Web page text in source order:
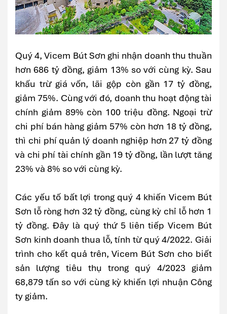
Quý 4, Vicem Bút Sơn ghi nhận doanh thu thuần
hơn 686 tỷ đồng, giảm 13% so với cùng kỳ. Sau
khấu trừ giá vốn, lãi gộp còn gần 17 tỷ đồng,
giảm 75%. Cùng với đó, doanh thu hoạt động tài
chính giảm 89% còn 100 triệu đồng. Ngoại trừ
chi phí bán hàng giảm 57% còn hơn 18 tỷ đồng,
thì chi phí quản lý doanh nghiệp hơn 27 tỷ đồng
và chi phí tài chính gần 19 tỷ đồng, lần lượt tăng
23% và 8% so với cùng kỳ.
Các yếu tố bất lợi trong quý 4 khiến Vicem Bút
Sơn lỗ ròng hơn 32 tỷ đồng, cùng kỳ chỉ lỗ hơn 1
tỷ đồng. Đây là quý thứ 5 liên tiếp Vicem Bút
Sơn kinh doanh thua lỗ, tính từ quý 4/2022. Giải
trình cho kết quả trên, Vicem Bút Sơn cho biết
sản lượng tiêu thụ trong quý 4/2023 giảm
68,879 tấn so với cùng kỳ khiến lợi nhuận Công
ty giảm.